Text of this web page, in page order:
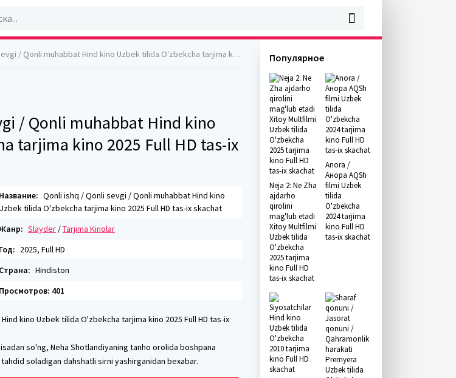
muhabbat Hind kino Uzbek tilida O'zbekcha tarjima kino 2025 Full HD tas-ix skachat
/ Qonli muhabbat Hind kino
tarjima kino 2025 Full HD tas-ix
Название: Qonli ishq / Qonli sevgi / Qonli muhabbat Hind kino
tilida O'zbekcha tarjima kino 2025 Full HD tas-ix skachat
Slayder /Tarjima Kinolar
Год: 2025, Full HD
Страна: Hindiston
Просмотров: 401
kino Uzbek tilida O'zbekcha tarjima kino 2025 Full HD tas-ix
so'ng, Neha Shotlandiyaning tanho orolida boshpana
soladigan dahshatli sirni yashirganidan bexabar.
Популярное
Neja 2: Ne Zha
ajdarho
qirolini
mag'lub etadi
Xitoy Multfilmi
Uzbek tilida
O'zbekcha
2025 tarjima
kino Full HD
tas-ix skachat
Anora /
Анора AQSh
filmi Uzbek
tilida
O'zbekcha
2024 tarjima
kino Full HD
tas-ix skachat